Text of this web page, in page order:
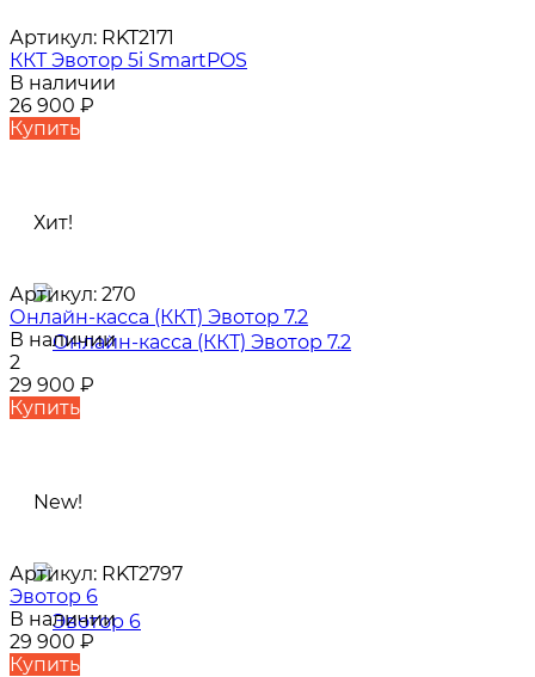
Артикул: RKT2171
ККТ Эвотор 5i SmartPOS
В наличии
26 900 ₽
Купить
Хит!
Артикул: 270
Онлайн-касса (ККТ) Эвотор 7.2
В наличии
2
29 900 ₽
Купить
New!
Артикул: RKT2797
Эвотор 6
В наличии
29 900 ₽
Купить